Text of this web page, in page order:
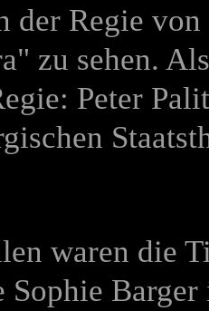
der Regie
zu sehen.
Peter
waren die
Sophie